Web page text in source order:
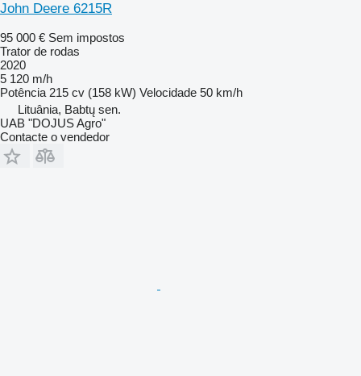
John Deere 6215R
95 000 € Sem impostos
Trator de rodas
2020
5 120 m/h
Potência 215 cv (158 kW) Velocidade 50 km/h
Lituânia, Babtų sen.
UAB "DOJUS Agro"
Contacte o vendedor